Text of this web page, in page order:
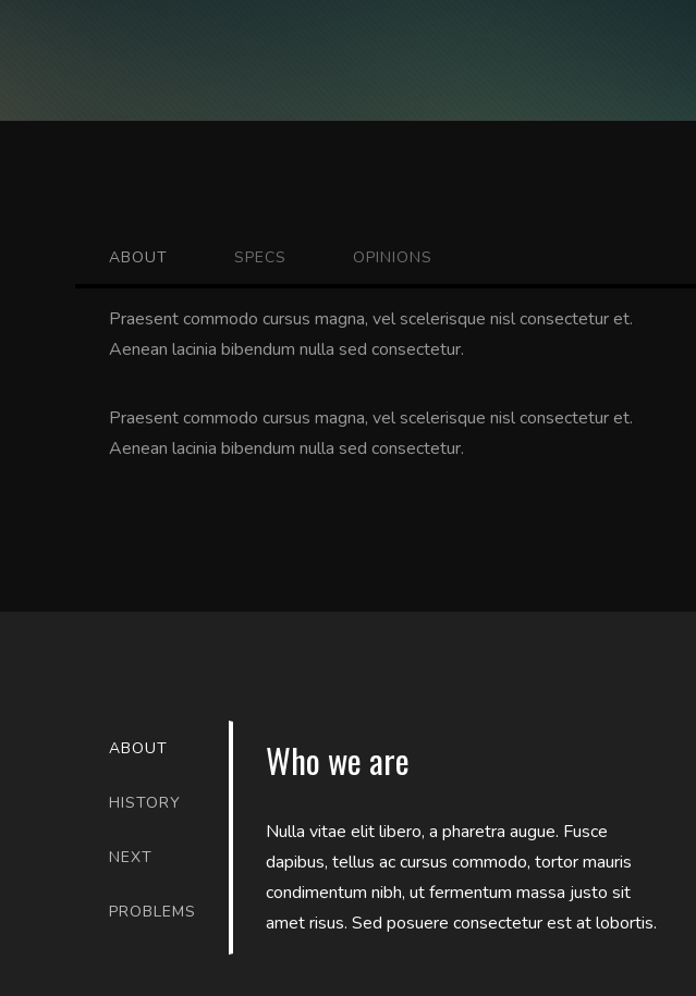
ABOUT SPECS OPINIONS
Praesent commodo cursus magna, vel scelerisque nisl consectetur et.
Aenean lacinia bibendum nulla sed consectetur.
Praesent commodo cursus magna, vel scelerisque nisl consectetur et.
Aenean lacinia bibendum nulla sed consectetur.
ABOUT
HISTORY
NEXT
PROBLEMS
Who we are
Nulla vitae elit libero, a pharetra augue. Fusce
dapibus, tellus ac cursus commodo, tortor mauris
condimentum nibh, ut fermentum massa justo sit
amet risus. Sed posuere consectetur est at lobortis.